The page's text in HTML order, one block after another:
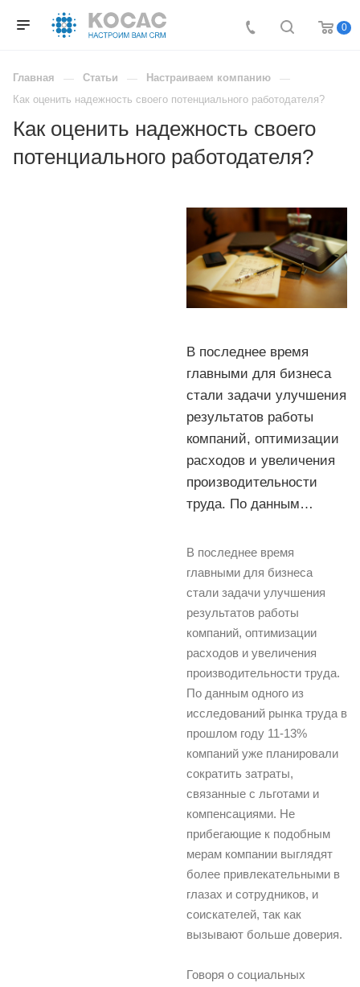
0
Главная Статьи
Настраиваем компанию
Как оценить надежность своего потенциального работодателя?
Как оценить надежность своего
потенциального работодателя?
В последнее время
главными для бизнеса
стали задачи улучшения
результатов работы
компаний, оптимизации
расходов и увеличения
производительности
труда. По данным…
В последнее время
главными для бизнеса
стали задачи улучшения
результатов работы
компаний, оптимизации
расходов и увеличения
производительности труда.
По данным одного из
исследований рынка труда в
прошлом году 11-13%
компаний уже планировали
сократить затраты,
связанные с льготами и
компенсациями. Не
прибегающие к подобным
мерам компании выглядят
более привлекательными в
глазах и сотрудников, и
соискателей, так как
вызывают больше доверия.
Говоря о социальных